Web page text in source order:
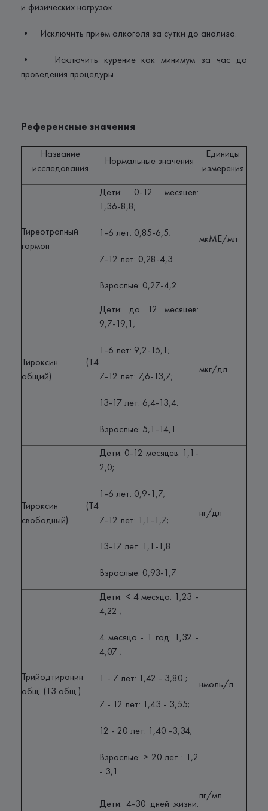
и физических нагрузок.
• Исключить прием алкоголя за сутки до анализа.
• Исключить курение как минимум за час до
проведения процедуры.
Референсные значения
Название
исследования
Нормальные значения
Единицы
измерения
Тиреотропный
гормон
Дети: 0-12 месяцев:
1,36-8,8;
1-6 лет: 0,85-6,5;
7-12 лет: 0,28-4,3.
Взрослые: 0,27-4,2
мкМЕ/мл
Тироксин (Т4
общий)
Дети: до 12 месяцев:
9,7-19,1;
1-6 лет: 9,2-15,1;
7-12 лет: 7,6-13,7;
13-17 лет: 6,4-13,4.
Взрослые: 5,1-14,1
мкг/дл
Тироксин (Т4
свободный)
Дети: 0-12 месяцев: 1,1-
2,0;
1-6 лет: 0,9-1,7;
7-12 лет: 1,1-1,7;
13-17 лет: 1,1-1,8
Взрослые: 0,93-1,7
нг/дл
Трийодтиронин
общ. (Т3 общ.)
Дети: < 4 месяца: 1,23 -
4,22 ;
4 месяца - 1 год: 1,32 -
4,07 ;
1 - 7 лет: 1,42 - 3,80 ;
7 - 12 лет: 1,43 - 3,55;
12 - 20 лет: 1,40 -3,34;
Взрослые: > 20 лет : 1,2
- 3,1
нмоль/л
Дети: 4-30 дней жизни:
пг/мл